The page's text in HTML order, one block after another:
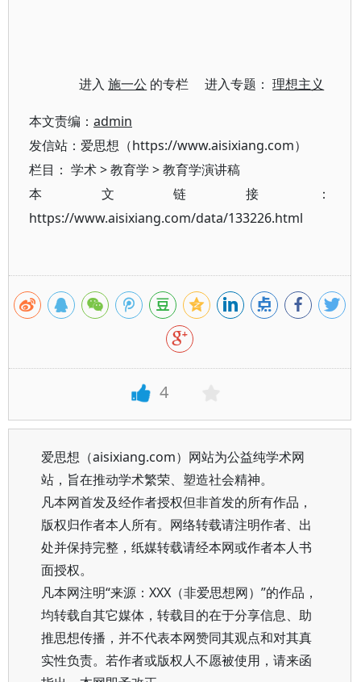
进入施一公 的专栏 进入专题：理想主义
本文责编： admin
发信站：爱思想（https://www.aisixiang.com）
栏目： 学术>教育学 >教育学演讲稿
本文链接：
https://www.aisixiang.com/data/133226.html
4
爱思想（aisixiang.com）网站为公益纯学术网
站，旨在推动学术繁荣、塑造社会精神。
凡本网首发及经作者授权但非首发的所有作品，
版权归作者本人所有。网络转载请注明作者、出
处并保持完整，纸媒转载请经本网或作者本人书
面授权。
凡本网注明“来源：XXX（非爱思想网）”的作品，
均转载自其它媒体，转载目的在于分享信息、助
推思想传播，并不代表本网赞同其观点和对其真
实性负责。若作者或版权人不愿被使用，请来函